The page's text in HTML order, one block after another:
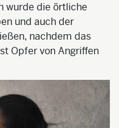
wurde die örtliche
und auch der
nachdem das
Opfer von Angriffen